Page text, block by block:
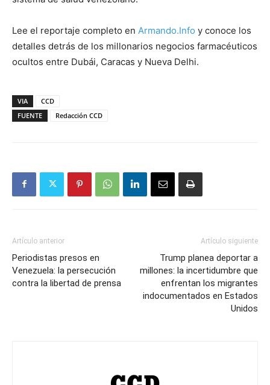
Lee el reportaje completo en Armando.Info y conoce los
detalles detrás de los millonarios negocios farmacéuticos
ocultos entre Dubái, Caracas y Nueva Delhi.
VIA
CCD
FUENTE
Redacción CCD
Artículo anterior
Periodistas presos en
Venezuela: la persecución
contra la libertad de prensa
Artículo siguiente
Trump planea deportar a
millones: la incertidumbre que
enfrentan los migrantes
indocumentados en Estados
Unidos